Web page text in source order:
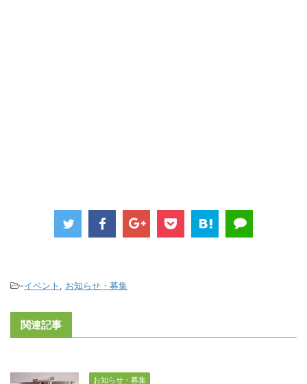
-イベント , お知らせ・募集
関連記事
お知らせ・募集